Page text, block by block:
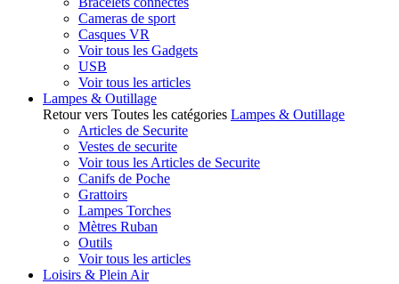
Cameras de sport
Casques VR
Voir tous les Gadgets
USB
Voir tous les articles
Lampes & Outillage
Retour vers Toutes les catégories Lampes & Outillage
Articles de Securite
Vestes de securite
Voir tous les Articles de Securite
Canifs de Poche
Grattoirs
Lampes Torches
Mètres Ruban
Outils
Voir tous les articles
Loisirs & Plein Air